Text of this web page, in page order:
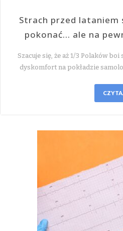
Strach przed lataniem
pokonać… ale na
Szacuje się, że aż 1/3 Polaków
dyskomfort na pokładzie